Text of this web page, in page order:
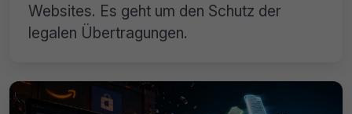
Websites. Es geht um den Schutz der
legalen Übertragungen.